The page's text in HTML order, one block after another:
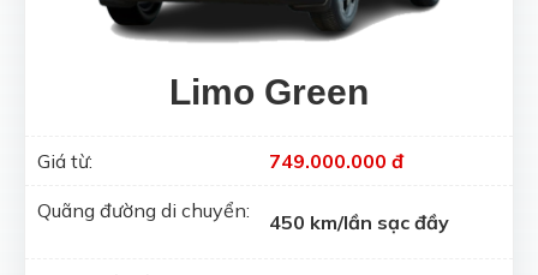
Limo Green
Giá từ: 749.000.000 đ
Quãng đường di chuyển: 450 km/lần sạc đầy